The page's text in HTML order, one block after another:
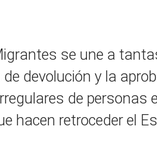
se une a
devolución y la
de personas
hacen retroceder el